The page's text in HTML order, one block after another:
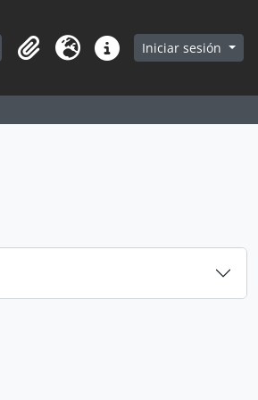
Search in browse page
Portapapeles
Idioma Enlaces rápidos
Iniciar sesión